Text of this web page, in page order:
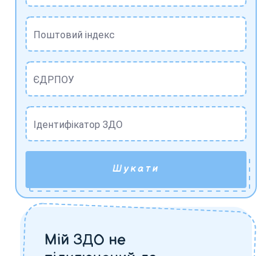
Поштовий індекс
ЄДРПОУ
Ідентифікатор ЗДО
Шукати
Мій ЗДО не